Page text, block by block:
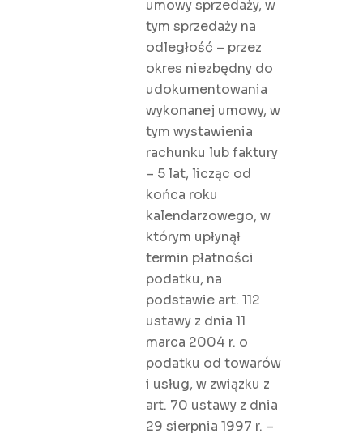
umowy sprzedaży, w
tym sprzedaży na
odległość – przez
okres niezbędny do
udokumentowania
wykonanej umowy, w
tym wystawienia
rachunku lub faktury
– 5 lat, licząc od
końca roku
kalendarzowego, w
którym upłynął
termin płatności
podatku, na
podstawie art. 112
ustawy z dnia 11
marca 2004 r. o
podatku od towarów
i usług, w związku z
art. 70 ustawy z dnia
29 sierpnia 1997 r. –